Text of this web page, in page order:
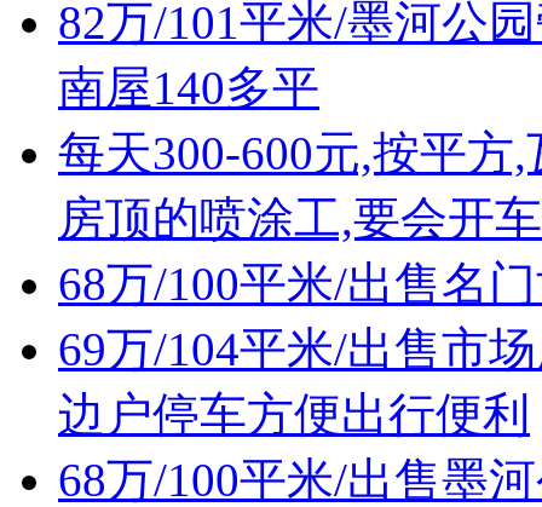
82万/101平米/墨河公
南屋140多平
每天300-600元,按平方
房顶的喷涂工,要会开车
68万/100平米/出售名
69万/104平米/出售市
边户停车方便出行便利
68万/100平米/出售墨